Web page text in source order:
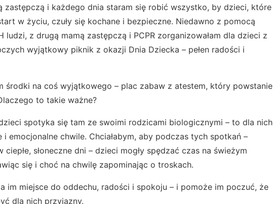
zastępczą i każdego dnia staram się robić wszystko, by dzieci, które
w życiu, czuły się kochane i bezpieczne. Niedawno z pomocą
ludzi, z drugą mamą zastępczą i PCPR zorganizowałam dla dzieci z
wyjątkowy piknik z okazji Dnia Dziecka – pełen radości i
środki na coś wyjątkowego – plac zabaw z atestem, który powstanie
to takie ważne?
spotyka się tam ze swoimi rodzicami biologicznymi – to dla nich
i emocjonalne chwile. Chciałabym, aby podczas tych spotkań –
ciepłe, słoneczne dni – dzieci mogły spędzać czas na świeżym
się i choć na chwilę zapominając o troskach.
im miejsce do oddechu, radości i spokoju – i pomoże im poczuć, że
dla nich przyjazny.